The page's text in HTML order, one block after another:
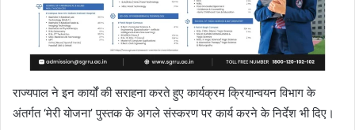
राज्यपाल ने इन कार्यों की सराहना करते हुए कार्यक्रम क्रियान्वयन विभाग के
अंतर्गत ‘मेरी योजना’ पुस्तक के अगले संस्करण पर कार्य करने के निर्देश भी दिए।